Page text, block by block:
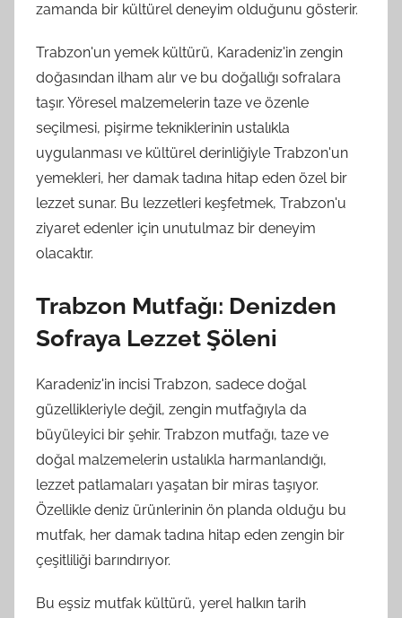
zamanda bir kültürel deneyim olduğunu gösterir.
Trabzon'un yemek kültürü, Karadeniz'in zengin
doğasından ilham alır ve bu doğallığı sofralara
taşır. Yöresel malzemelerin taze ve özenle
seçilmesi, pişirme tekniklerinin ustalıkla
uygulanması ve kültürel derinliğiyle Trabzon'un
yemekleri, her damak tadına hitap eden özel bir
lezzet sunar. Bu lezzetleri keşfetmek, Trabzon'u
ziyaret edenler için unutulmaz bir deneyim
olacaktır.
Trabzon Mutfağı: Denizden
Sofraya Lezzet Şöleni
Karadeniz'in incisi Trabzon, sadece doğal
güzellikleriyle değil, zengin mutfağıyla da
büyüleyici bir şehir. Trabzon mutfağı, taze ve
doğal malzemelerin ustalıkla harmanlandığı,
lezzet patlamaları yaşatan bir miras taşıyor.
Özellikle deniz ürünlerinin ön planda olduğu bu
mutfak, her damak tadına hitap eden zengin bir
çeşitliliği barındırıyor.
Bu eşsiz mutfak kültürü, yerel halkın tarih